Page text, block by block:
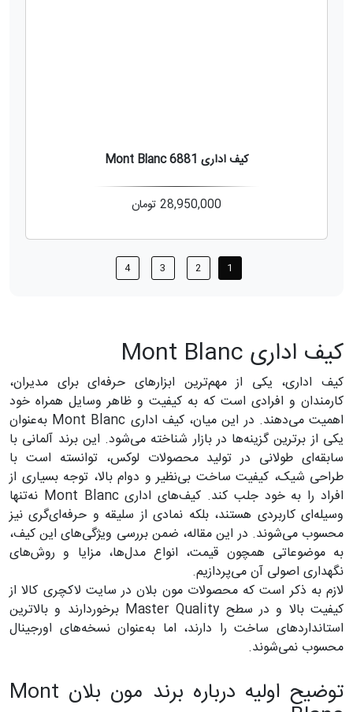
کیف اداری Mont Blanc 6881
28,950,000 تومان
1
2
3
4
کیف اداری Mont Blanc
کیف اداری، یکی از مهم‌ترین ابزار‌های حرفه‌ای برای مدیران،
کارمندان و افرادی است که به کیفیت و ظاهر وسایل همراه خود
اهمیت می‌دهند. در این میان، کیف اداری Mont Blanc به‌عنوان
یکی از برترین گزینه‌ها در بازار شناخته می‌شود. این برند آلمانی با
سابقه‌ای طولانی در تولید محصولات لوکس، توانسته است با
طراحی شیک، کیفیت ساخت بی‌نظیر و دوام بالا، توجه بسیاری از
افراد را به خود جلب کند. کیف‌های اداری Mont Blanc نه‌تنها
وسیله‌ای کاربردی هستند، بلکه نمادی از سلیقه و حرفه‌ای‌گری نیز
محسوب می‌شوند. در این مقاله، ضمن بررسی ویژگی‌های این کیف،
به موضوعاتی همچون قیمت، انواع مدل‌ها، مزایا و روش‌های
نگهداری اصولی آن می‌پردازیم.
لازم به ذکر است که محصولات مون بلان در سایت لاکچری کالا از
کیفیت بالا و در سطح Master Quality برخوردارند و بالاترین
استانداردهای ساخت را دارند، اما به‌عنوان نسخه‌های اورجینال
محسوب نمی‌شوند.
توضیح اولیه درباره برند مون بلان Mont